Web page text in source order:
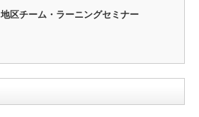
地区チーム・ラーニングセミナー